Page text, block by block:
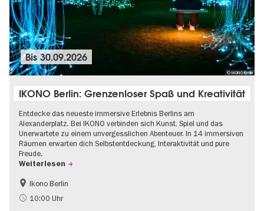
© IKONO Berlin
Bis30.09.2026
IKONO Berlin: Grenzenloser Spaß und Kreativität
Entdecke das neueste immersive Erlebnis Berlins am
Alexanderplatz. Bei IKONO verbinden sich Kunst, Spiel und das
Unerwartete zu einem unvergesslichen Abenteuer. In 14 immersiven
Räumen erwarten dich Selbstentdeckung, Interaktivität und pure
Freude.
Weiterlesen
Kinder
Kultursommer
Ikono Berlin
10:00 Uhr